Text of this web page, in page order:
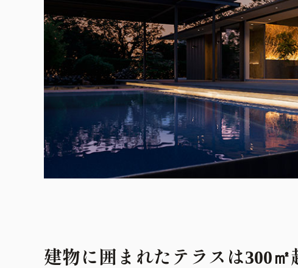
建物に囲まれたテラスは300